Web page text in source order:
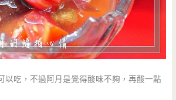
以吃，不過阿月是覺得酸味不夠，再酸一點